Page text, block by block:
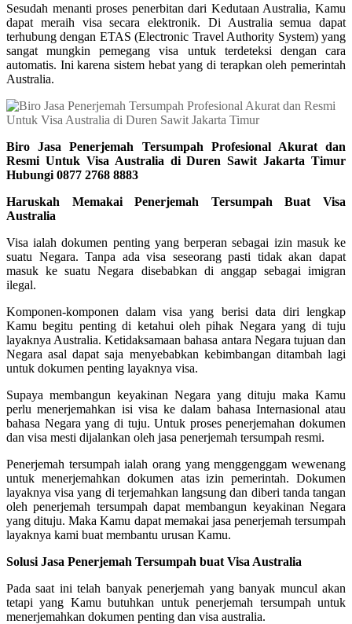
Sesudah menanti proses penerbitan dari Kedutaan Australia, Kamu
dapat meraih visa secara elektronik. Di Australia semua dapat
terhubung dengan ETAS (Electronic Travel Authority System) yang
sangat mungkin pemegang visa untuk terdeteksi dengan cara
automatis. Ini karena sistem hebat yang di terapkan oleh pemerintah
Australia.
Biro Jasa Penerjemah Tersumpah Profesional Akurat dan
Resmi Untuk Visa Australia di Duren Sawit Jakarta Timur
Hubungi 0877 2768 8883
Haruskah Memakai Penerjemah Tersumpah Buat Visa
Australia
Visa ialah dokumen penting yang berperan sebagai izin masuk ke
suatu Negara. Tanpa ada visa seseorang pasti tidak akan dapat
masuk ke suatu Negara disebabkan di anggap sebagai imigran
ilegal.
Komponen-komponen dalam visa yang berisi data diri lengkap
Kamu begitu penting di ketahui oleh pihak Negara yang di tuju
layaknya Australia. Ketidaksamaan bahasa antara Negara tujuan dan
Negara asal dapat saja menyebabkan kebimbangan ditambah lagi
untuk dokumen penting layaknya visa.
Supaya membangun keyakinan Negara yang dituju maka Kamu
perlu menerjemahkan isi visa ke dalam bahasa Internasional atau
bahasa Negara yang di tuju. Untuk proses penerjemahan dokumen
dan visa mesti dijalankan oleh jasa penerjemah tersumpah resmi.
Penerjemah tersumpah ialah orang yang menggenggam wewenang
untuk menerjemahkan dokumen atas izin pemerintah. Dokumen
layaknya visa yang di terjemahkan langsung dan diberi tanda tangan
oleh penerjemah tersumpah dapat membangun keyakinan Negara
yang dituju. Maka Kamu dapat memakai jasa penerjemah tersumpah
layaknya kami buat membantu urusan Kamu.
Solusi Jasa Penerjemah Tersumpah buat Visa Australia
Pada saat ini telah banyak penerjemah yang banyak muncul akan
tetapi yang Kamu butuhkan untuk penerjemah tersumpah untuk
menerjemahkan dokumen penting dan visa australia.